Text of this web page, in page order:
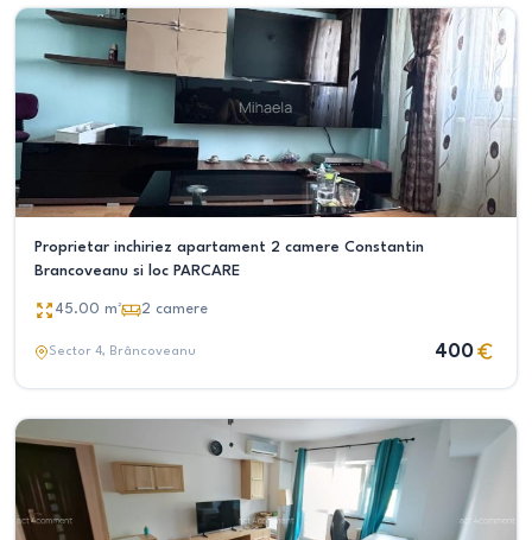
Proprietar inchiriez apartament 2 camere Constantin
Brancoveanu si loc PARCARE
45.00 m² 2 camere
Sector 4, Brâncoveanu 400